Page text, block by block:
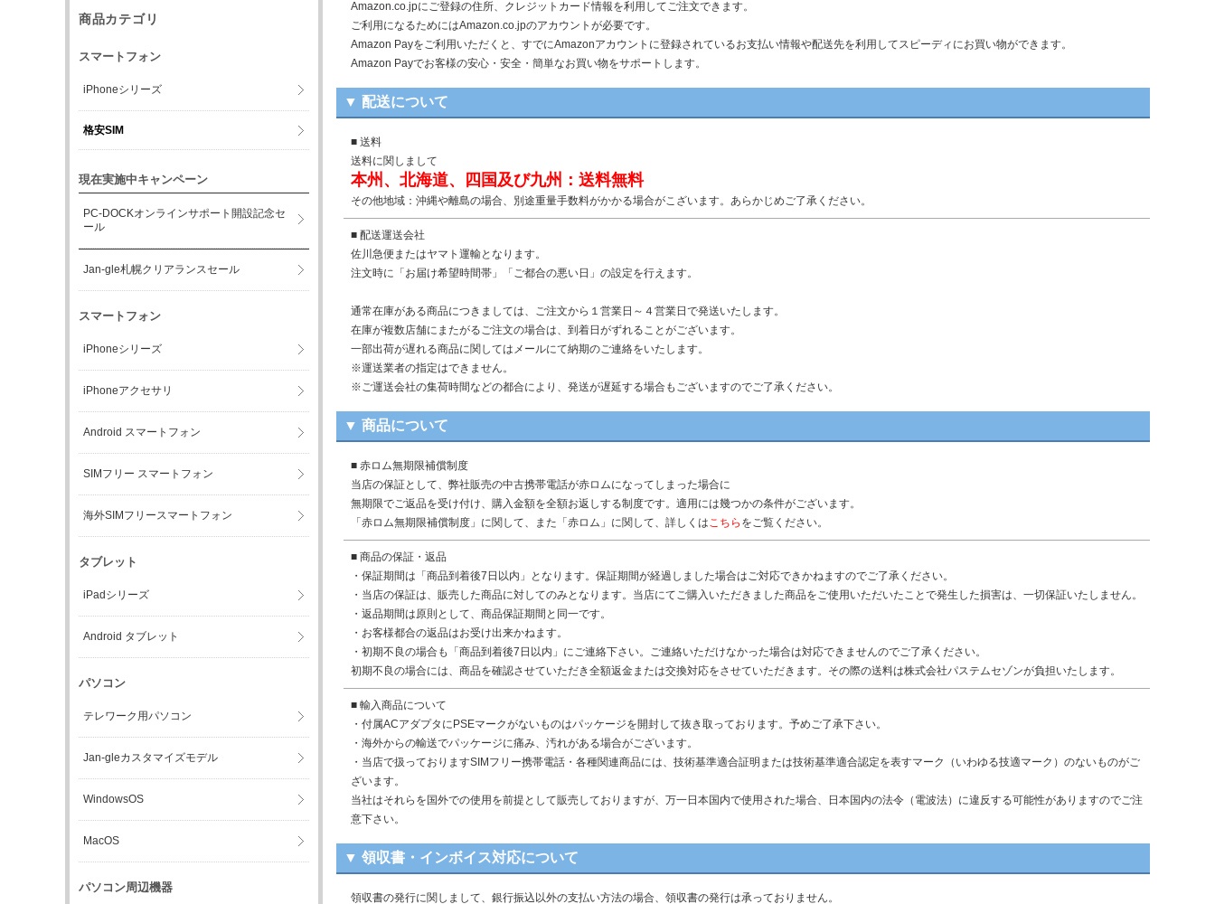
Amazon.co.jpにご登録の住所、クレジットカード情報を利用してご注文できます。
ご利用になるためにはAmazon.co.jpのアカウントが必要です。
Amazon Payをご利用いただくと、すでにAmazonアカウントに登録されているお支払い情報や配送先を利用してスピーディにお買い物ができます。
Amazon Payでお客様の安心・安全・簡単なお買い物をサポートします。
▼ 配送について
■ 送料
送料に関しまして
本州、北海道、四国及び九州：送料無料
その他地域：沖縄や離島の場合、別途重量手数料がかかる場合がこざいます。あらかじめご了承ください。
■ 配送運送会社
佐川急便またはヤマト運輸となります。
注文時に「お届け希望時間帯」「ご都合の悪い日」の設定を行えます。
通常在庫がある商品につきましては、ご注文から１営業日～４営業日で発送いたします。
在庫が複数店舗にまたがるご注文の場合は、到着日がずれることがございます。
一部出荷が遅れる商品に関してはメールにて納期のご連絡をいたします。
※運送業者の指定はできません。
※ご運送会社の集荷時間などの都合により、発送が遅延する場合もございますのでご了承ください。
▼ 商品について
■ 赤ロム無期限補償制度
当店の保証として、弊社販売の中古携帯電話が赤ロムになってしまった場合に
無期限でご返品を受け付け、購入金額を全額お返しする制度です。適用には幾つかの条件がございます。
「赤ロム無期限補償制度」に関して、また「赤ロム」に関して、詳しくは こちら をご覧ください。
■ 商品の保証・返品
・保証期間は「商品到着後7日以内」となります。保証期間が経過しました場合はご対応できかねますのでご了承ください。
・当店の保証は、販売した商品に対してのみとなります。当店にてご購入いただきました商品をご使用いただいたことで発生した損害は、一切保証いたしません。
・返品期間は原則として、商品保証期間と同一です。
・お客様都合の返品はお受け出来かねます。
・初期不良の場合も「商品到着後7日以内」にご連絡下さい。ご連絡いただけなかった場合は対応できませんのでご了承ください。
初期不良の場合には、商品を確認させていただき全額返金または交換対応をさせていただきます。その際の送料は株式会社パステムセゾンが負担いたします。
■ 輸入商品について
・付属ACアダプタにPSEマークがないものはパッケージを開封して抜き取っております。予めご了承下さい。
・海外からの輸送でパッケージに痛み、汚れがある場合がございます。
・当店で扱っておりますSIMフリー携帯電話・各種関連商品には、技術基準適合証明または技術基準適合認定を表すマーク（いわゆる技適マーク）のないものがご
ざいます。
当社はそれらを国外での使用を前提として販売しておりますが、万一日本国内で使用された場合、日本国内の法令（電波法）に違反する可能性がありますのでご注
意下さい。
▼ 領収書・インボイス対応について
領収書の発行に関しまして、銀行振込以外の支払い方法の場合、領収書の発行は承っておりません。
商品カテゴリ
スマートフォン
iPhoneシリーズ
格安SIM
現在実施中キャンペーン
PC-DOCKオンラインサポート開設記念セ
ール
Jan-gle札幌クリアランスセール
スマートフォン
iPhoneシリーズ
iPhoneアクセサリ
Android スマートフォン
SIMフリー スマートフォン
海外SIMフリースマートフォン
タブレット
iPadシリーズ
Android タブレット
パソコン
テレワーク用パソコン
Jan-gleカスタマイズモデル
WindowsOS
MacOS
パソコン周辺機器